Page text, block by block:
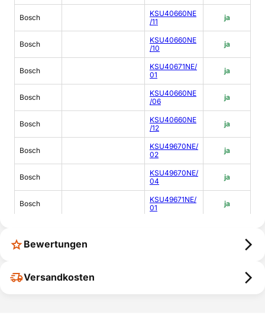
Bosch
KSU40660NE
/11
ja
Bosch
KSU40660NE
/10
ja
Bosch
KSU40671NE/
01
ja
Bosch
KSU40660NE
/06
ja
Bosch
KSU40660NE
/12
ja
Bosch
KSU49670NE/
02
ja
Bosch
KSU49670NE/
04
ja
Bosch
KSU49671NE/
01
ja
Bosch
Bewertungen
Versandkosten